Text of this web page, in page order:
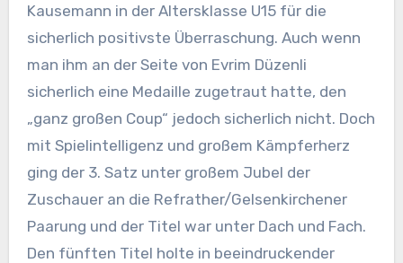
Kausemann in der Altersklasse U15 für die
sicherlich positivste Überraschung. Auch wenn
man ihm an der Seite von Evrim Düzenli
sicherlich eine Medaille zugetraut hatte, den
„ganz großen Coup“ jedoch sicherlich nicht. Doch
mit Spielintelligenz und großem Kämpferherz
ging der 3. Satz unter großem Jubel der
Zuschauer an die Refrather/Gelsenkirchener
Paarung und der Titel war unter Dach und Fach.
Den fünften Titel holte in beeindruckender